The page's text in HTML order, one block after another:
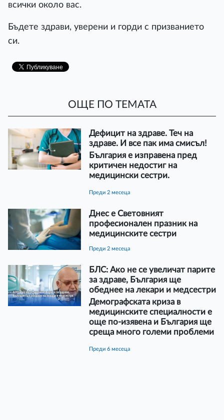
всички около вас.
Бъдете здрави, уверени и горди с призванието
си.
ОЩЕ ПО ТЕМАТА
Дефицит на здраве. Теч на
здраве. И все пак има смисъл!
България е изправена пред
критичен недостиг на
медицински сестри.
преди 2 месеца
Днес e Световният
професионален празник на
медицинските сестри
преди 2 месеца
БЛС: Ако не се увеличат парите
за здраве, България ще
обеднее на лекари и медсестри
Демографската криза в
медицинските специалности е
още по-изявена и България ще
среща много големи проблеми
преди 6 месеца